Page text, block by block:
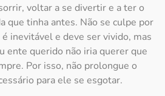
voltar a se divertir e a ter o
que tinha antes. Não se culpe por
inevitável e deve ser vivido, mas
ente querido não iria querer que
Por isso, não prolongue o
para ele se esgotar.